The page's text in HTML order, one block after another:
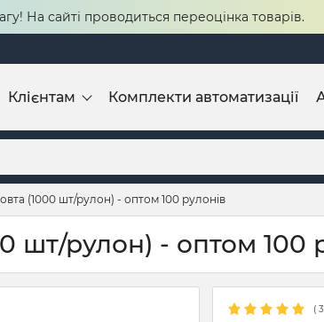
На сайті проводиться переоцінка товарів.
Клієнтам Комплекти автоматизації
(1000 шт/рулон) - оптом 100 рулонів
шт/рулон) - оптом 100
(